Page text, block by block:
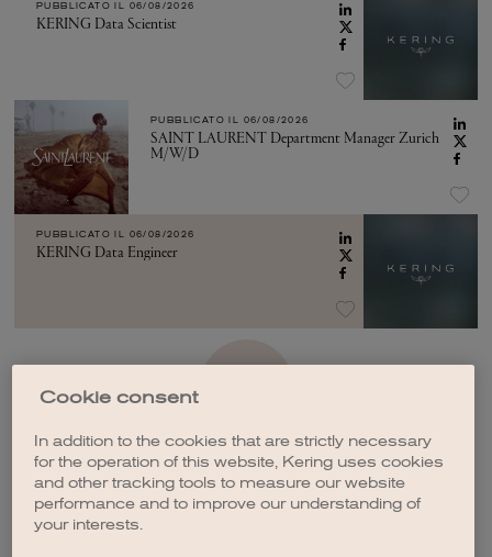
PUBBLICATO IL 06/08/2026
KERING Data Scientist
PUBBLICATO IL 06/08/2026
SAINT LAURENT Department Manager Zurich
M/W/D
PUBBLICATO IL 06/08/2026
KERING Data Engineer
Cookie consent
In addition to the cookies that are strictly necessary
for the operation of this website, Kering uses cookies
and other tracking tools to measure our website
performance and to improve our understanding of
your interests.